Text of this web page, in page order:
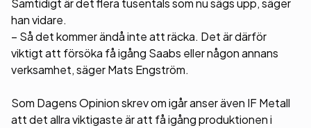
Samtidigt är det flera tusentals som nu sägs upp, säger
han vidare.
– Så det kommer ändå inte att räcka. Det är därför
viktigt att försöka få igång Saabs eller någon annans
verksamhet, säger Mats Engström.
Som Dagens Opinion skrev om igår anser även IF Metall
att det allra viktigaste är att få igång produktionen i